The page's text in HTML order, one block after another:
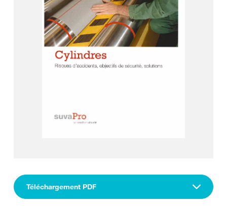
Téléchargement PDF